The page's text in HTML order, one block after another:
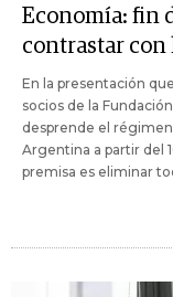
Economía: fin
contrastar con
En la presentación
socios de la
desprende el
Argentina a partir del
premisa es eliminar